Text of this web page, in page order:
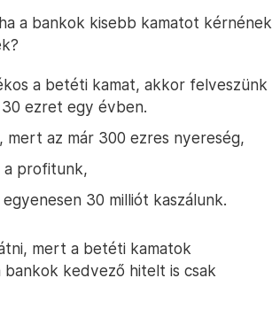
a bankok kisebb kamatot kérnének
a betéti kamat, akkor felveszünk
ezret egy évben.
az már 300 ezres nyereség,
a profitunk,
30 milliót kaszálunk.
mert a betéti kamatok
kedvező hitelt is csak